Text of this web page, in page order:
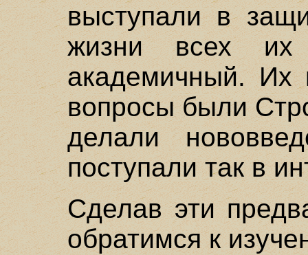
выступали в
жизни всех
академичный. Их
вопросы были
делали
поступали так в
Сделав эти
обратимся к